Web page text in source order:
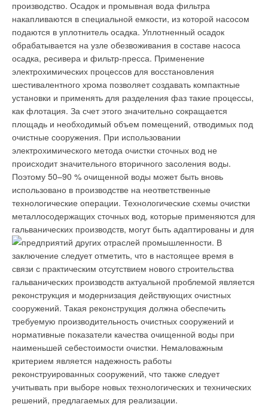
производство. Осадок и промывная вода фильтра
накапливаются в специальной емкости, из которой насосом
подаются в уплотнитель осадка. Уплотненный осадок
обрабатывается на узле обезвоживания в составе насоса
осадка, ресивера и фильтр-пресса. Применение
электрохимических процессов для восстановления
шестивалентного хрома позволяет создавать компактные
установки и применять для разделения фаз такие процессы,
как флотация. За счет этого значительно сокращается
площадь и необходимый объем помещений, отводимых под
очистные сооружения. При использовании
электрохимического метода очистки сточных вод не
происходит значительного вторичного засоления воды.
Поэтому 50–90 % очищенной воды может быть вновь
использовано в производстве на неответственные
технологические операции. Технологические схемы очистки
металлосодержащих сточных вод, которые применяются для
гальванических производств, могут быть адаптированы и для
предприятий других отраслей промышленности. В
заключение следует отметить, что в настоящее время в
связи с практическим отсутствием нового строительства
гальванических производств актуальной проблемой является
реконструкция и модернизация действующих очистных
сооружений. Такая реконструкция должна обеспечить
требуемую производительность очистных сооружений и
нормативные показатели качества очищенной воды при
наименьшей себестоимости очистки. Немаловажным
критерием является надежность работы
реконструированных сооружений, что также следует
учитывать при выборе новых технологических и технических
решений, предлагаемых для реализации.
Уведомления отключены
Комментарии
В этой теме еще нет комментариев
Добавить комментарий
Ваше имя *
Ваш E-mail *
Текст комментария